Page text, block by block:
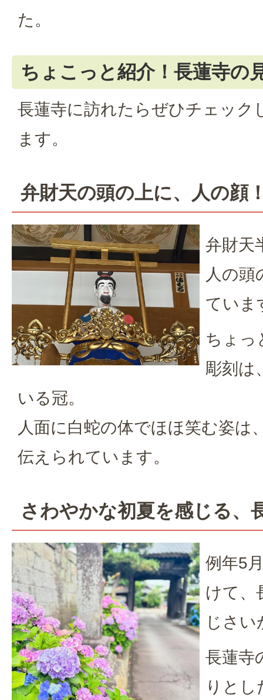
た。
ちょこっと紹介！長蓮寺の
長蓮寺に訪れたらぜひチェック
ます。
弁財天の頭の上に、人の顔
弁財天
人の頭
ていま
ちょっ
彫刻は
いる冠。
人面に白蛇の体でほほ笑む姿は
伝えられています。
さわやかな初夏を感じる、
例年5
けて、
じさい
長蓮寺
りとし